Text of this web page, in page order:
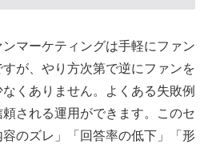
マーケティングは手軽にファン
が、やり方次第で逆にファンを
くありません。よくある失敗例
される運用ができます。このセ
のズレ」「回答率の低下」「形